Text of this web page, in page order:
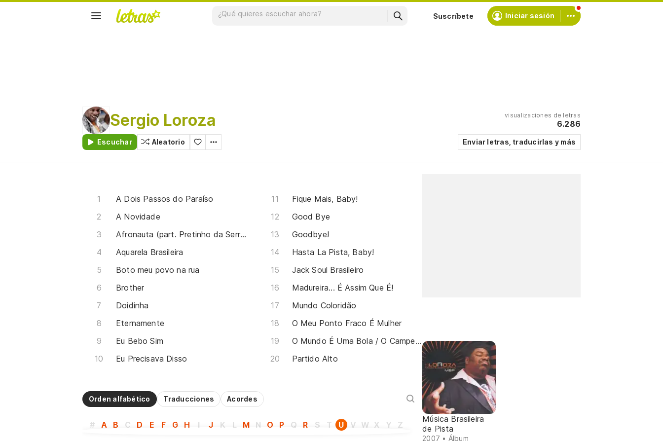
Suscríbete Iniciar sesión
Sergio Loroza
Escuchar Aleatorio
visualizaciones de letras
6.286
Enviar letras, traducirlas y más
A Dois Passos do Paraíso
A Novidade
Afronauta (part. Pretinho da Serrinha)
Aquarela Brasileira
Boto meu povo na rua
Brother
Doidinha
Eternamente
Eu Bebo Sim
Eu Precisava Disso
Fique Mais, Baby!
Good Bye
Goodbye!
Hasta La Pista, Baby!
Jack Soul Brasileiro
Madureira... É Assim Que É!
Mundo Coloridão
O Meu Ponto Fraco É Mulher
O Mundo É Uma Bola / O Campeão (Meu Time)
Partido Alto
Orden alfabético Traducciones Acordes
# A B C D E F G H I J K L M N O P Q R S T U V W X Y Z
Música Brasileira
de Pista
2007 • Álbum